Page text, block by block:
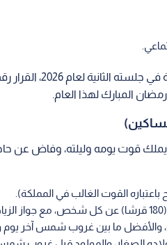
المبارك لهذا العام.
قوت يومه وليلته، وفاض عن
والأفضل ما بين غروب شمس آخر يوم